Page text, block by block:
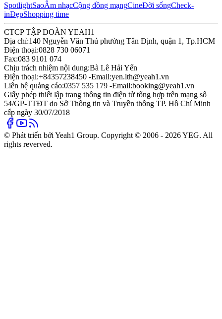
SpotlightSaoÂm nhạcCộng đồng mạngCineĐời sốngCheck-
inĐẹpShopping time
CTCP TẬP ĐOÀN YEAH1
Địa chỉ:140 Nguyễn Văn Thủ phường Tân Định, quận 1, Tp.HCM
Điện thoại:0828 730 06071
Fax:083 9101 074
Chịu trách nhiệm nội dung:Bà Lê Hải Yến
Điện thoại:+84357238450 -Email:yen.lth@yeah1.vn
Liên hệ quảng cáo:0357 535 179 -Email:booking@yeah1.vn
Giấy phép thiết lập trang thông tin điện tử tổng hợp trên mạng số
54/GP-TTĐT do Sở Thông tin và Truyền thông TP. Hồ Chí Minh
cấp ngày 30/07/2018
© Phát triển bởi Yeah1 Group. Copyright © 2006 - 2026 YEG. All
rights reverved.